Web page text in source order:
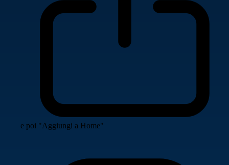
e poi "Aggiungi a Home"